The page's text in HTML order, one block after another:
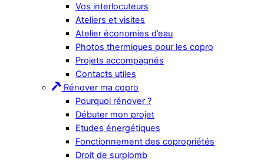
Vos interlocuteurs
Ateliers et visites
Atelier économies d’eau
Photos thermiques pour les copro
Projets accompagnés
Contacts utiles
Rénover ma copro
Pourquoi rénover ?
Débuter mon projet
Etudes énergétiques
Fonctionnement des copropriétés
Droit de surplomb